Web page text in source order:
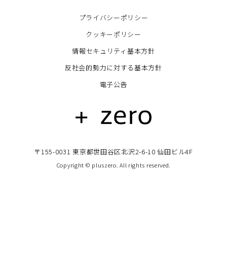
プライバシーポリシー
クッキーポリシー
情報セキュリティ基本方針
反社会的勢力に対する基本方針
電子公告
〒155-0031 東京都世田谷区北沢2-6-10 仙田ビル4F
Copyright © pluszero. All rights reserved.